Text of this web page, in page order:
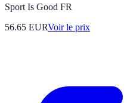
Sport Is Good FR
56.65 EURVoir le prix